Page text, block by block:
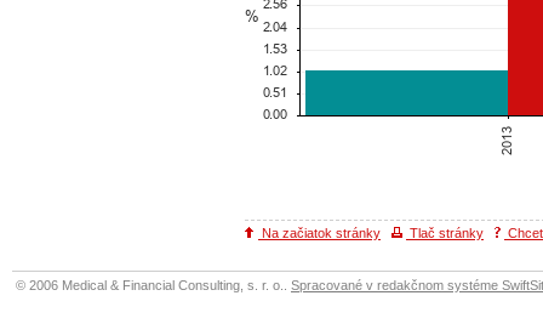
Na začiatok stránky Tlač stránky
© 2006 Medical & Financial Consulting, s. r. o.. Spracované v redakčnom systéme